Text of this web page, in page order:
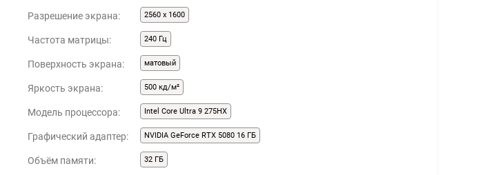
Разрешение экрана: 2560 x 1600
Частота матрицы: 240 Гц
Поверхность экрана: матовый
Яркость экрана: 500 кд/м²
Модель процессора: Intel Core Ultra 9 275HX
Графический адаптер: NVIDIA GeForce RTX 5080 16 ГБ
Объём памяти: 32 ГБ